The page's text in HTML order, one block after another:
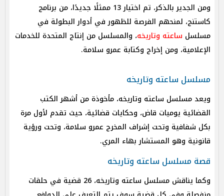
ومن الجدير بالذكر، تم اختيار 13 ممثلًا جديدًا، من برنامج
كاستنج، لمنحهم الفرصة للظهور في أدوار البطولة في
مسلسل ساعته وتاريخه، والمسلسل من إنتاج المتحدة للخدمات
الإعلامية، ومن إخراج وكتابة عمرو سلامة.
مسلسل ساعته وتاريخه
ويعد مسلسل ساعته وتاريخه، مأخوذة من أشهر الكتب
القضائية يوميات قاض، وحكايات قضائية، حيث تقدم لأول مرة
بكل شفافية وتحت إشراف المخرج عمرو سلامة، وتحت ورؤية
قانونية وهو المستشار بهاء المري.
قصة مسلسل ساعته وتاريخه
وكما يناقش مسلسل ساعته وتاريخه، 26 قضية في حلقات